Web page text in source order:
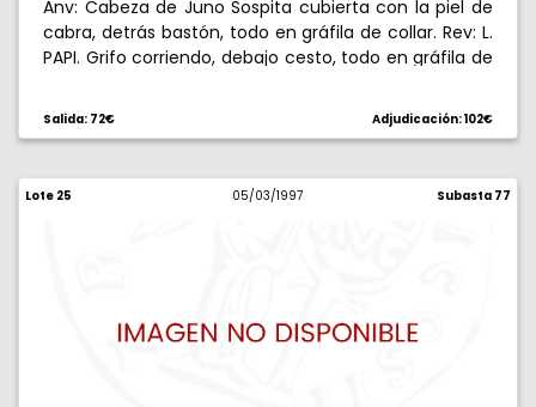
Anv: Cabeza de Juno Sospita cubierta con la piel de
cabra, detrás bastón, todo en gráfila de collar. Rev: L.
PAPI. Grifo corriendo, debajo cesto, todo en gráfila de
Salida: 72€ Adjudicación: 102€
Lote 25 05/03/1997 Subasta 77